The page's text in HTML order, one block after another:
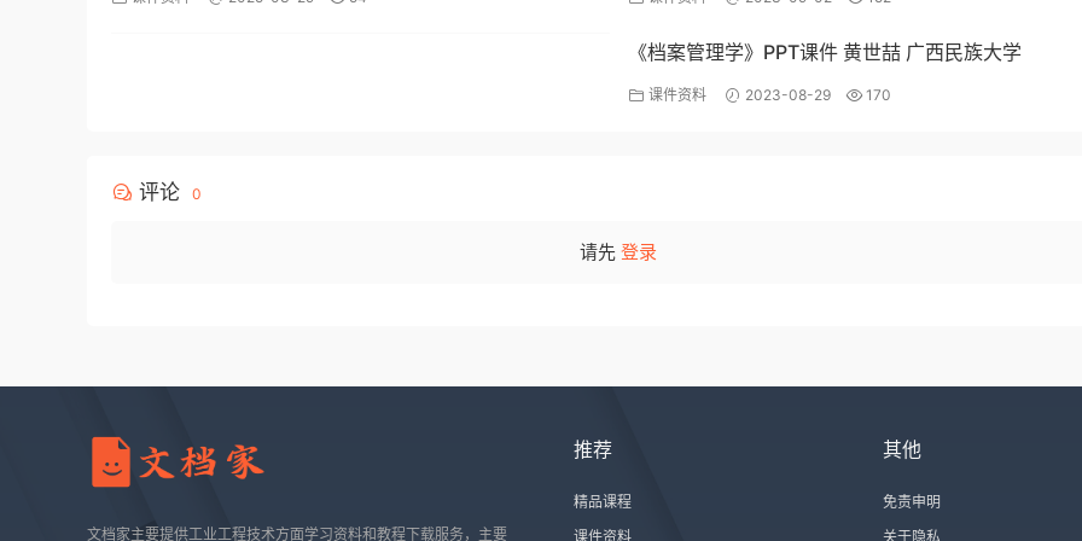
《档案管理学》PPT课件 黄世喆 广西民族大学
课件资料 2023-08-29 170
评论 0
请先 登录
文档家主要提供工业工程技术方面学习资料和教程下载服务，主要
推荐
精品课程
课件资料
其他
免责申明
关于隐私